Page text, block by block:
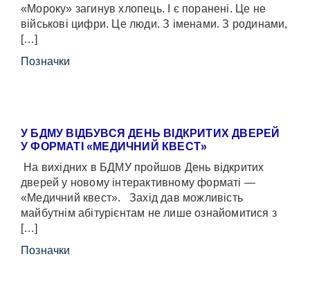
«Мороку» загинув хлопець. І є поранені. Це не
військові цифри. Це люди. З іменами. З родинами,
[…]
Позначки
У БДМУ ВІДБУВСЯ ДЕНЬ ВІДКРИТИХ ДВЕРЕЙ
У ФОРМАТІ «МЕДИЧНИЙ КВЕСТ»
На вихідних в БДМУ пройшов День відкритих
дверей у новому інтерактивному форматі —
«Медичний квест». Захід дав можливість
майбутнім абітурієнтам не лише ознайомитися з
[…]
Позначки